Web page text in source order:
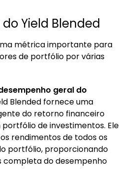
Yield Blended
métrica importante para
de portfólio por várias
geral do
Blended fornece uma
do retorno financeiro
de investimentos. Ele
rendimentos de todos os
portfólio, proporcionando
completa do desempenho